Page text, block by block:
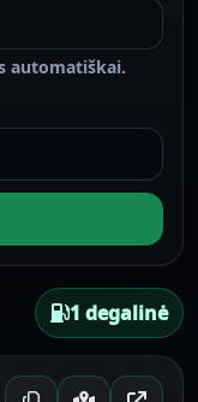
automatiškai.
1 degalinė